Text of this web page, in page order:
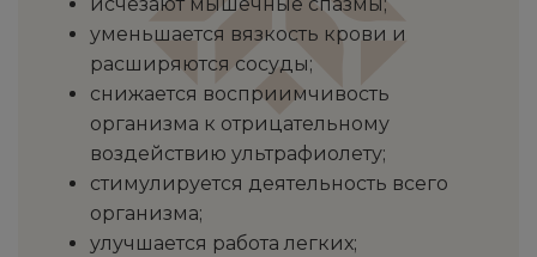
уменьшается вязкость крови и
расширяются сосуды;
снижается восприимчивость
организма к отрицательному
воздействию ультрафиолету;
стимулируется деятельность всего
организма;
улучшается работа легких;